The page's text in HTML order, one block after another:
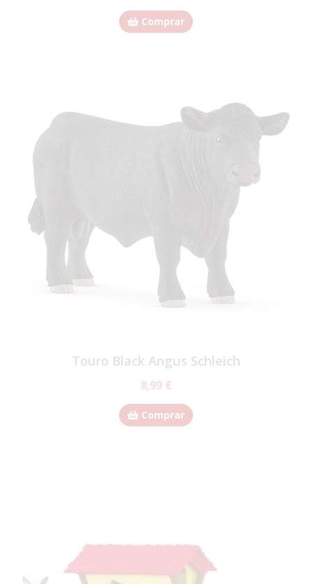
Comprar
Touro Black Angus Schleich
8,99 €
Comprar